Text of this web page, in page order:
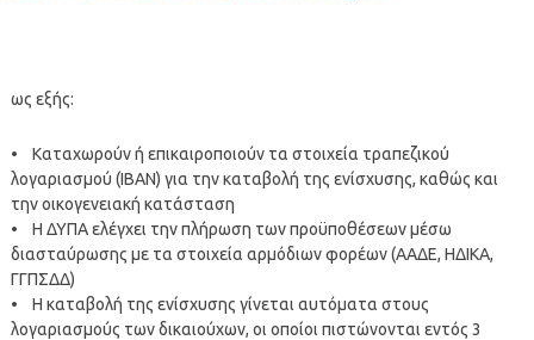
ως εξής:
• Καταχωρούν ή επικαιροποιούν τα στοιχεία τραπεζικού
λογαριασμού (IBAN) για την καταβολή της ενίσχυσης, καθώς και
την οικογενειακή κατάσταση
• Η ΔΥΠΑ ελέγχει την πλήρωση των προϋποθέσεων μέσω
διασταύρωσης με τα στοιχεία αρμόδιων φορέων (ΑΑΔΕ, ΗΔΙΚΑ,
ΓΓΠΣΔΔ)
• Η καταβολή της ενίσχυσης γίνεται αυτόματα στους
λογαριασμούς των δικαιούχων, οι οποίοι πιστώνονται εντός 3